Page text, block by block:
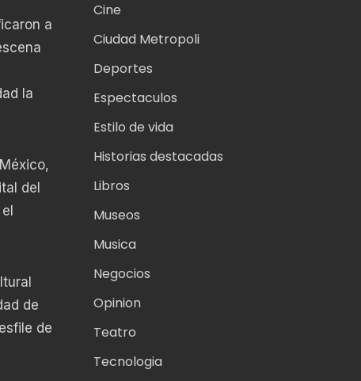
a
la
del
de
de
Cine
Ciudad Metropoli
Deportes
Espectaculos
Estilo de vida
Historias destacadas
Libros
Museos
Musica
Negocios
Opinion
Teatro
Tecnologia